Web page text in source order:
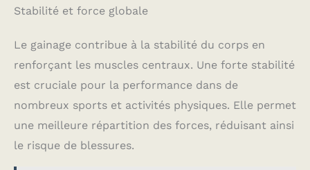
Stabilité et force globale
Le gainage contribue à la stabilité du corps en
renforçant les muscles centraux. Une forte stabilité
est cruciale pour la performance dans de
nombreux sports et activités physiques. Elle permet
une meilleure répartition des forces, réduisant ainsi
le risque de blessures.